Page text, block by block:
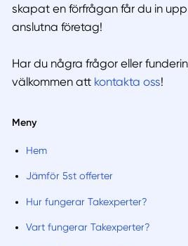
skapat en förfrågan får du in
anslutna företag!
Har du några frågor eller
välkommen att kontakta oss!
Meny
Hem
Jämför 5st offerter
Hur fungerar Takexperter?
Vart fungerar Takexperter?